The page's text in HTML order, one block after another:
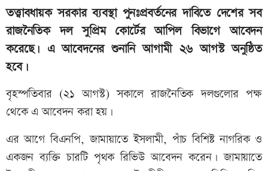
তত্ত্বাবধায়ক সরকার ব্যবস্থা পুনঃপ্রবর্তনের দাবিতে দেশের সব
রাজনৈতিক দল সুপ্রিম কোর্টের আপিল বিভাগে আবেদন
করেছে। এ আবেদনের শুনানি আগামী ২৬ আগস্ট অনুষ্ঠিত
হবে।
বৃহস্পতিবার (২১ আগস্ট) সকালে রাজনৈতিক দলগুলোর পক্ষ
থেকে এ আবেদন করা হয়।
এর আগে বিএনপি, জামায়াতে ইসলামী, পাঁচ বিশিষ্ট নাগরিক ও
একজন ব্যক্তি চারটি পৃথক রিভিউ আবেদন করেন। জামায়াতে